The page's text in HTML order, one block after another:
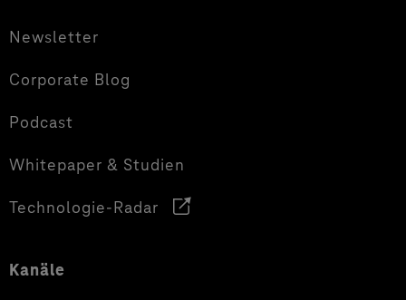
Newsletter
Corporate Blog
Podcast
Whitepaper & Studien
Technologie-Radar
Kanäle